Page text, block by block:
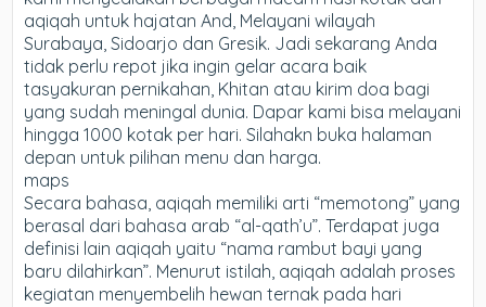
aqiqah untuk hajatan And, Melayani wilayah
Surabaya, Sidoarjo dan Gresik. Jadi sekarang Anda
tidak perlu repot jika ingin gelar acara baik
tasyakuran pernikahan, Khitan atau kirim doa bagi
yang sudah meningal dunia. Dapar kami bisa melayani
hingga 1000 kotak per hari. Silahakn buka halaman
depan untuk pilihan menu dan harga.
maps
Secara bahasa, aqiqah memiliki arti “memotong” yang
berasal dari bahasa arab “al-qath’u”. Terdapat juga
definisi lain aqiqah yaitu “nama rambut bayi yang
baru dilahirkan”. Menurut istilah, aqiqah adalah proses
kegiatan menyembelih hewan ternak pada hari